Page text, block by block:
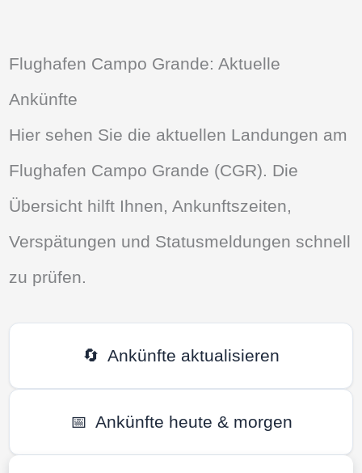
Flughafen Campo Grande: Aktuelle
Ankünfte
Hier sehen Sie die aktuellen Landungen am
Flughafen Campo Grande (CGR). Die
Übersicht hilft Ihnen, Ankunftszeiten,
Verspätungen und Statusmeldungen schnell
zu prüfen.
🔄 Ankünfte aktualisieren
📅 Ankünfte heute & morgen